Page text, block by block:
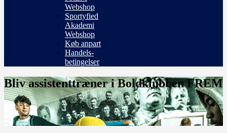
Webshop
Sportyfied
Akademi
Webshop
Køb anpart
Handels-
betingelser
Bliv assistenttræner i Boldklubben FREM